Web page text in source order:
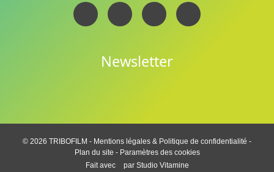
Newsletter
© 2026 TRIBOFILM - Mentions légales & Politique de confidentialité -
Plan du site - Paramètres des cookies
Fait avec
par Studio Vitamine